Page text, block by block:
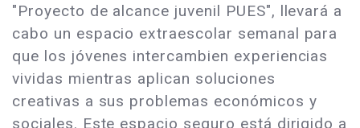
"Proyecto de alcance juvenil PUES", llevará a
cabo un espacio extraescolar semanal para
que los jóvenes intercambien experiencias
vividas mientras aplican soluciones
creativas a sus problemas económicos y
sociales. Este espacio seguro está dirigido a